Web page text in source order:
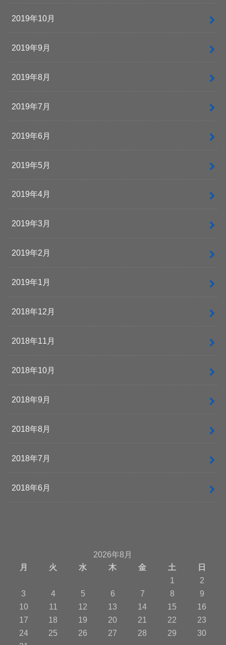
2019年10月
2019年9月
2019年8月
2019年7月
2019年6月
2019年5月
2019年4月
2019年3月
2019年2月
2019年1月
2018年12月
2018年11月
2018年10月
2018年9月
2018年8月
2018年7月
2018年6月
2026年8月
月
火 水 木 金 土
日
1
2
3
4 5 6 7 8
9
10
11 12 13 14 15
16
17
18 19 20 21 22
23
24
25 26 27 28 29
30